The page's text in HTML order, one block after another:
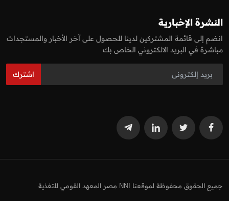
النشرة الإخبارية
انضم إلى قائمة المشتركين لدينا للحصول على آخر الأخبار والمستجدات
مباشرة في البريد الالكتروني الخاص بك
اشترك
جميع الحقوق محفوظة لموقعنا NNI مصر المعهد القومي للتغذية